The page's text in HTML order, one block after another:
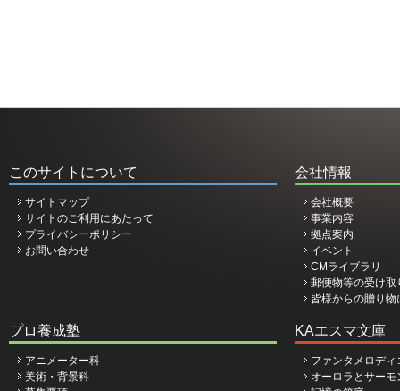
このサイトについて
サイトマップ
サイトのご利用にあたって
プライバシーポリシー
お問い合わせ
会社情報
会社概要
事業内容
拠点案内
イベント
CMライブラリ
郵便物等の受け取
皆様からの贈り
プロ養成塾
アニメーター科
美術・背景科
KAエスマ文庫
ファンタメロデ
オーロラとサーモ